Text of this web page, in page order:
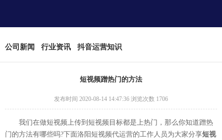
公司新闻 行业资讯 抖音运营知识
短视频蹭热门的方法
发布时间 2020-08-14 14:47:36 浏览次数 1706
我们在做短视频上传到短视频目标都是上热门，那么你知道蹭热
门的方法有哪些吗?下面洛阳短视频代运营的工作人员为大家分享短视